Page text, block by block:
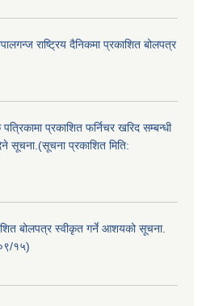
राष्ट्रिय दैनिकमा प्रकाशित बोलपत्र
प्रकाशित फर्निचर खरिद सम्बन्धी
सूचना.(सूचना प्रकाशित मिति:
बोलपत्र स्वीकृत गर्ने आशयको सूचना.
१५)